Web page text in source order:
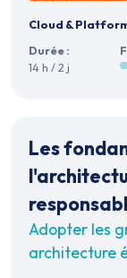
Cloud &
Durée :
14 h / 2 j
Les
Adopter les
architecture